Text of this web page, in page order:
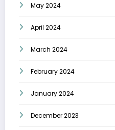
May 2024
April 2024
March 2024
February 2024
January 2024
December 2023